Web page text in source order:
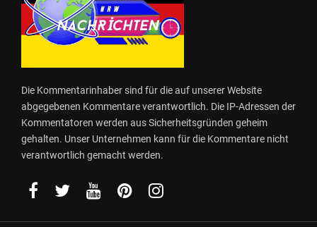
Die Kommentarinhaber sind für die auf unserer Website
abgegebenen Kommentare verantwortlich. Die IP-Adressen der
Kommentatoren werden aus Sicherheitsgründen geheim
gehalten. Unser Unternehmen kann für die Kommentare nicht
verantwortlich gemacht werden.